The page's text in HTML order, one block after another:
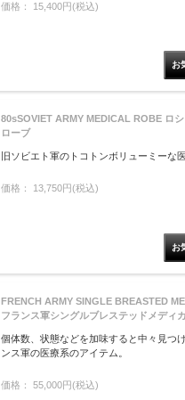
価格： 15,400円(税込)
80sSOVIET ARMY MEDICAL ROBE ロ
ローブ
旧ソビエト軍のトコトンボリューミーな
価格： 13,750円(税込)
FRENCH ARMY SINGLE BREASTED
フランス軍シングルブレステッドメディ
個体数、状態などを加味すると中々見つ
ンス軍の医療系のアイテム。
価格： 55,000円(税込)